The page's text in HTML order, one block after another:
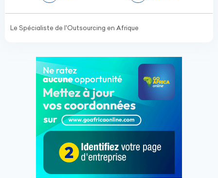
Le Spécialiste de l'Outsourcing en Afrique